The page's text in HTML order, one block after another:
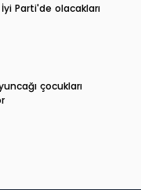
Parti'de olacakları
çocukları